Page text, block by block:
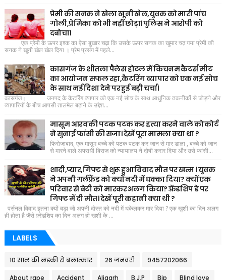
प्रेमी की सनक ने खेला खूनी खेल,युवक को मारी पांच
गोली,प्रेमिका को भी नहीं छोड़ा। पुलिस ने आरोपी को
दबोचा।
एक प्रेमी के ऊपर इश्क का ऐसा बुखार चढ़ा कि उसके ऊपर सनक का खुमार चढ़ गया प्रेमी की
सनक ने खूनी खेल खेल दिया । प्रेम प्रसंग में पहले...
कासगंज के शीतला पैलेस होटल में किचनम कैटर्स मीट
का आयोजन सफल रहा,कैटरिंग व्यापार को एक नई सोच
के साथ नई दिशा देने पर हुई बड़ी चर्चा।
कासगंज। जनपद के कैटरिंग व्यापार को एक नई सोच के साथ आधुनिक तकनीकों से जोड़ने और
व्यापारियों के बीच आपसी तालमेल बढ़ाने के उद्देश...
मासूम आरव की पटक पटक कर हत्या करने वाले को कोर्ट
ने सुनाई फांसी की सजा। देखें पूरा मामला क्या था ?
फिरोजाबाद, एक मासूम बच्चे को पटक पटक कर जान से मार डाला , बच्चे को जान
से मारने वाले अपराधी बिराज को न्यायालय ने दोषी करार दिया और उसे फांसी...
शादी,प्यार,गिफ्ट से शुरू हुआ विवाद मौत पर खत्म । युवक
ने अपनी गर्लफ्रैंड को क्यों नदी में धक्का दिया? क्यों एक
परिवार से बेटी को मारकर अलग किया? फ़्रेंडशिप डे पर
गिफ्ट में दी मौत। देखें पूरी कहानी क्या थी ?
पर्सनल विवाद इतना क्यों बड़ा जो अपनी दोस्त को नदी में धकेलकर मार दिया ? एक खुशी का दिन अलग
ही होता है जैसे फ़्रेंडशिप का दिन अलग ही खशी के ...
LABELS
10 साल की लड़की से बलात्कार 26 जनवरी 9457202066
About rape Accident Aligarh B.J.P Bjp Blind love